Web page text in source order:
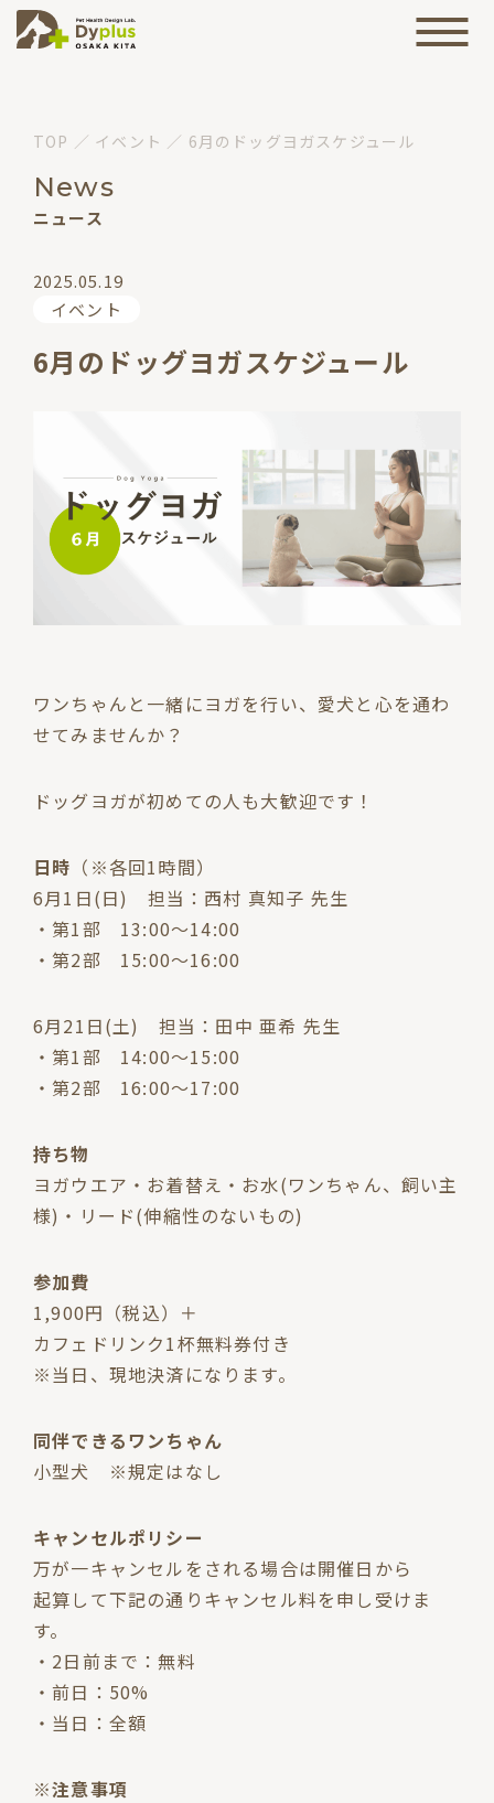
TOP ／ イベント ／ 6月のドッグヨガスケジュール
News
ニュース
2025.05.19
イベント
6月のドッグヨガスケジュール
ワンちゃんと一緒にヨガを行い、愛犬と心を通わ
せてみませんか？
ドッグヨガが初めての人も大歓迎です！
日時 （※各回1時間）
6月1日(日) 担当：西村 真知子 先生
・第1部 13:00〜14:00
・第2部 15:00〜16:00
6月21日(土) 担当：田中 亜希 先生
・第1部 14:00〜15:00
・第2部 16:00〜17:00
持ち物
ヨガウエア・お着替え・お水(ワンちゃん、飼い主
様)・リード(伸縮性のないもの)
参加費
1,900円（税込）＋
カフェドリンク1杯無料券付き
※当日、現地決済になります。
同伴できるワンちゃん
小型犬 ※規定はなし
キャンセルポリシー
万が一キャンセルをされる場合は開催日から
起算して下記の通りキャンセル料を申し受けま
す。
・2日前まで：無料
・前日：50%
・当日：全額
※注意事項